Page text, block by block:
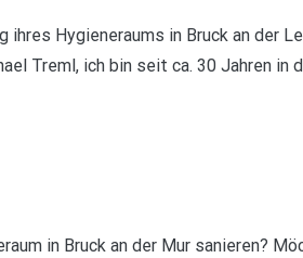
ihres Hygieneraums in Bruck an der
Treml, ich bin seit ca. 30 Jahren in
in Bruck an der Mur sanieren?